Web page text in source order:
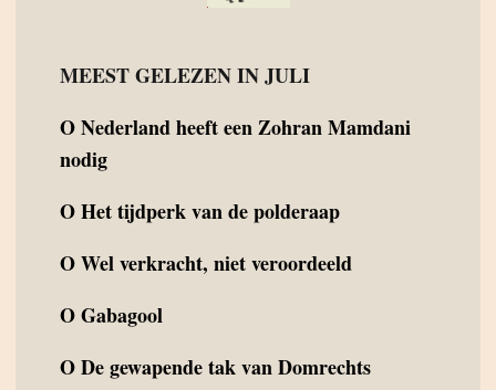
MEEST GELEZEN IN JULI
ONederland heeft een Zohran Mamdani
nodig
OHet tijdperk van de polderaap
OWel verkracht, niet veroordeeld
OGabagool
ODe gewapende tak van Domrechts